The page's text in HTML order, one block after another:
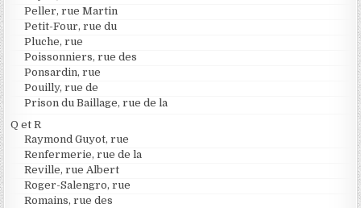
Peller, rue Martin
Petit-Four, rue du
Pluche, rue
Poissonniers, rue des
Ponsardin, rue
Pouilly, rue de
Prison du Baillage, rue de la
Q et R
Raymond Guyot, rue
Renfermerie, rue de la
Reville, rue Albert
Roger-Salengro, rue
Romains, rue des